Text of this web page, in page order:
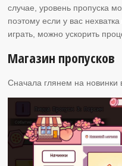
случае, уровень пропуска
поэтому если у вас
играть, можно ускорить
Магазин пропусков
Сначала глянем на новинки